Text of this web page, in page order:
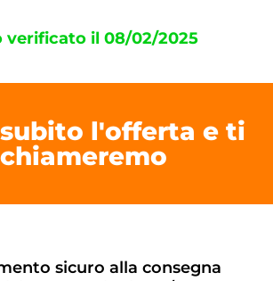
verificato il 08/02/2025
l'offerta e ti
sicuro alla consegna